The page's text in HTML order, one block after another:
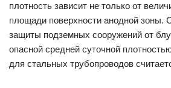
плотность зависит не только от
площади поверхности анодной зоны.
защиты подземных сооружений от
опасной средней суточной
для стальных трубопроводов